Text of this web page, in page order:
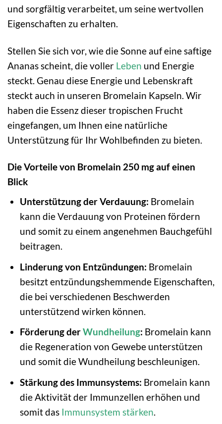
und sorgfältig verarbeitet, um seine wertvollen
Eigenschaften zu erhalten.
Stellen Sie sich vor, wie die Sonne auf eine saftige
Ananas scheint, die voller Leben und Energie
steckt. Genau diese Energie und Lebenskraft
steckt auch in unseren Bromelain Kapseln. Wir
haben die Essenz dieser tropischen Frucht
eingefangen, um Ihnen eine natürliche
Unterstützung für Ihr Wohlbefinden zu bieten.
Die Vorteile von Bromelain 250 mg auf einen
Blick
Unterstützung der Verdauung: Bromelain
kann die Verdauung von Proteinen fördern
und somit zu einem angenehmen Bauchgefühl
beitragen.
Linderung von Entzündungen: Bromelain
besitzt entzündungshemmende Eigenschaften,
die bei verschiedenen Beschwerden
unterstützend wirken können.
Förderung derWundheilung: Bromelain kann
die Regeneration von Gewebe unterstützen
und somit die Wundheilung beschleunigen.
Stärkung des Immunsystems: Bromelain kann
die Aktivität der Immunzellen erhöhen und
somit das Immunsystem stärken.